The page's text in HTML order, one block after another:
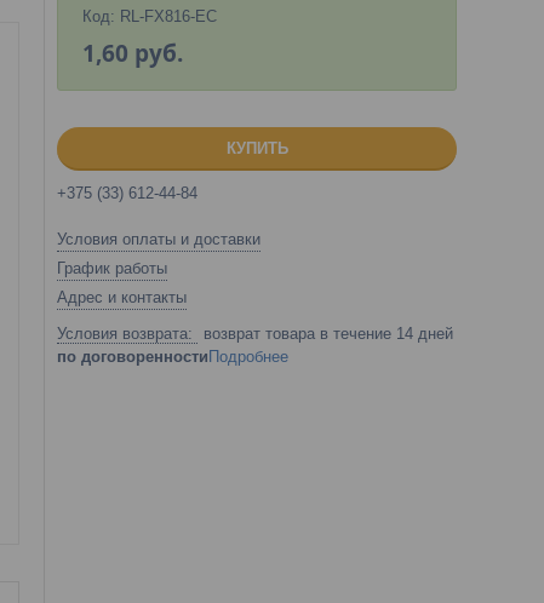
Код: RL-FX816-EC
1,60 руб.
КУПИТЬ
+375 (33) 612-44-84
Условия оплаты и доставки
График работы
Адрес и контакты
возврат товара в течение 14 дней
по договоренности Подробнее